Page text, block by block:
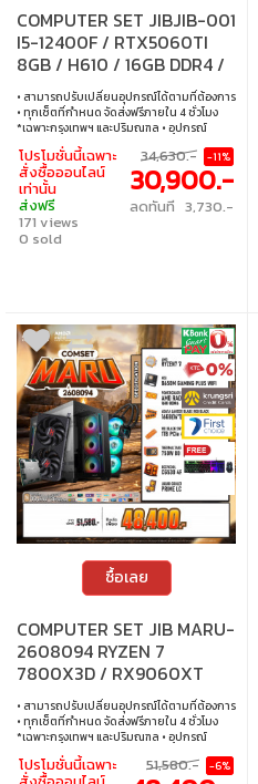
COMPUTER SET JIBJIB-001
I5-12400F / RTX5060TI
8GB / H610 / 16GB DDR4 /
M.2 1TB
• สามารถปรับเปลี่ยนอุปกรณ์ได้ตามที่ต้องการ
• ทุกเซ็ตที่กำหนด จัดส่งฟรีภายใน 4 ชั่วโมง
*เฉพาะกรุงเทพฯ และปริมณฑล • อุปกรณ์
คอมพิวเตอร์เสียภายใน 30 วัน นับจากวันซื้อ
เปลี่ยนอุปกรณ์คอมพิวเตอร์ใหม่ให้ทันที
ภายใน 24 ชั่วโมง เฉพาะซื้อผ่าน JIB Online
เท่านั้น (เงื่อนไขเป็นไปตามที่กำหนด) • ผ่อน
สบายๆ 0% นาน 10 เดือน ทุกเซ็ต • บริการ
ซ่อมและตรวจเช็คอาการ ฟรี! ได้ที่เจไอบีกว่า 140
สาขา ทั่วประเทศ
โปรโมชั่นนี้เฉพาะ
สั่งซื้อออนไลน์
เท่านั้น
ส่งฟรี
171 views
0 sold
34,630.- -11%
30,900.-
ลดทันที 3,730.-
ซื้อเลย
COMPUTER SET JIB MARU-
2608094 RYZEN 7
7800X3D / RX9060XT
16GB / B650 / 16GB DDR5 /
M.2 1TB
• สามารถปรับเปลี่ยนอุปกรณ์ได้ตามที่ต้องการ
• ทุกเซ็ตที่กำหนด จัดส่งฟรีภายใน 4 ชั่วโมง
*เฉพาะกรุงเทพฯ และปริมณฑล • อุปกรณ์
คอมพิวเตอร์เสียภายใน 30 วัน นับจากวันซื้อ
เปลี่ยนอุปกรณ์คอมพิวเตอร์ใหม่ให้ทันที
โปรโมชั่นนี้เฉพาะ 51,580.- -6%